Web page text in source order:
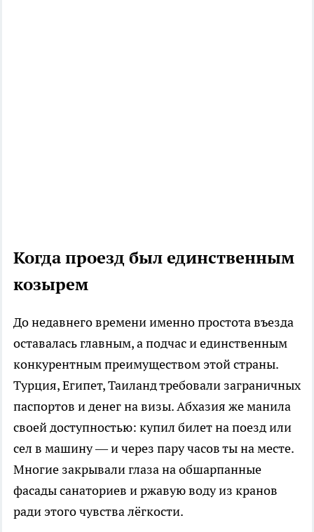
Когда проезд был единственным
козырем
До недавнего времени именно простота въезда
оставалась главным, а подчас и единственным
конкурентным преимуществом этой страны.
Турция, Египет, Таиланд требовали заграничных
паспортов и денег на визы. Абхазия же манила
своей доступностью: купил билет на поезд или
сел в машину — и через пару часов ты на месте.
Многие закрывали глаза на обшарпанные
фасады санаториев и ржавую воду из кранов
ради этого чувства лёгкости.